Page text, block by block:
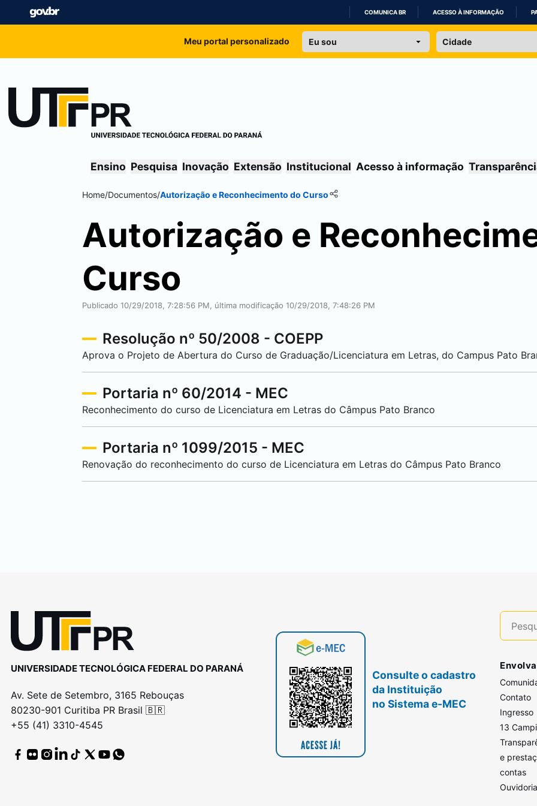
IR
COMUNICA BR ACESSO À INFORMAÇÃO
Meu portal personalizado
Ensino Pesquisa Inovação Extensão Institucional Acesso à informação
Home/Documentos/Autorização e Reconhecimento do Curso
Autorização e
Curso
Publicado 10/29/2018, 7:28:56 PM, última modificação 10/29/2018, 7:48:26 PM
Resolução nº 50/2008 - COEPP
Aprova o Projeto de Abertura do Curso de Graduação/Licenciatura em Letras, do Campus Pato
Portaria nº 60/2014 - MEC
Reconhecimento do curso de Licenciatura em Letras do Câmpus Pato Branco
Portaria nº 1099/2015 - MEC
Renovação do reconhecimento do curso de Licenciatura em Letras do Câmpus Pato Branco
UNIVERSIDADE TECNOLÓGICA FEDERAL DO PARANÁ
Av. Sete de Setembro, 3165 Rebouças
80230-901 Curitiba PR Brasil 🇧🇷
+55 (41) 3310-4545
Consulte o cadastro
da Instituição
no Sistema e-MEC
Contato
Ingresso
13 Campi
e
contas